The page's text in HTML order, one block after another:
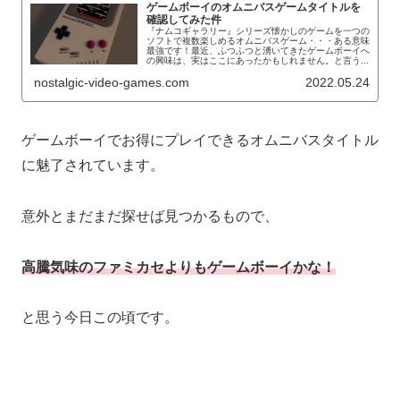
ゲームボーイのオムニバスゲームタイトルを
確認してみた件
『ナムコギャラリー』シリーズ懐かしのゲームを一つの
ソフトで複数楽しめるオムニバスゲーム・・・ある意味
最強です！最近、ふつふつと湧いてきたゲームボーイへ
の興味は、実はここにあったかもしれません。と言う...
nostalgic-video-games.com 2022.05.24
ゲームボーイでお得にプレイできるオムニバスタイトル
に魅了されています。
意外とまだまだ探せば見つかるもので、
高騰気味のファミカセよりもゲームボーイかな！
と思う今日この頃です。